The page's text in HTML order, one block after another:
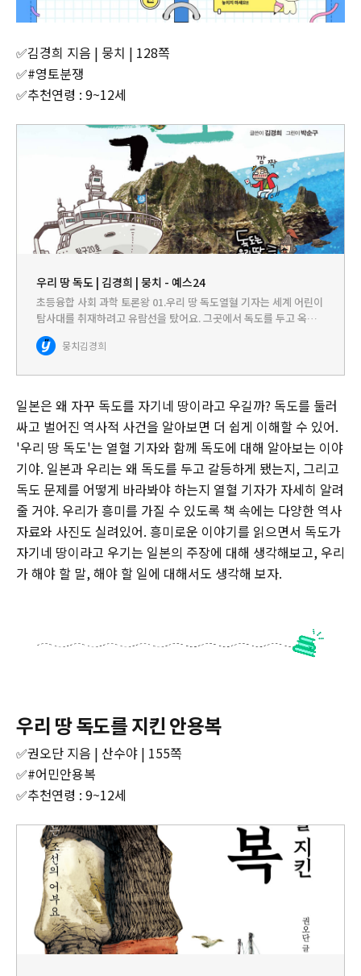
✅김경희 지음 | 뭉치 | 128쪽
✅#영토분쟁
✅추천연령 : 9~12세
우리 땅 독도 | 김경희 | 뭉치 - 예스24
초등융합 사회 과학 토론왕 01.우리 땅 독도열혈 기자는 세계 어린이
탐사대를 취재하려고 유람선을 탔어요. 그곳에서 독도를 두고 옥신
각신하는 우리나라와 일본의 아이들을 만났지요. 가만히 이야기를
들어 보니 일본 아이의 우기기 내공은 상상 그 이상! 불타오르는…
뭉치김경희
일본은 왜 자꾸 독도를 자기네 땅이라고 우길까? 독도를 둘러
싸고 벌어진 역사적 사건을 알아보면 더 쉽게 이해할 수 있어.
'우리 땅 독도'는 열혈 기자와 함께 독도에 대해 알아보는 이야
기야. 일본과 우리는 왜 독도를 두고 갈등하게 됐는지, 그리고
독도 문제를 어떻게 바라봐야 하는지 열혈 기자가 자세히 알려
줄 거야. 우리가 흥미를 가질 수 있도록 책 속에는 다양한 역사
자료와 사진도 실려있어. 흥미로운 이야기를 읽으면서 독도가
자기네 땅이라고 우기는 일본의 주장에 대해 생각해보고, 우리
가 해야 할 말, 해야 할 일에 대해서도 생각해 보자.
우리 땅 독도를 지킨 안용복
✅권오단 지음 | 산수야 | 155쪽
✅#어민안용복
✅추천연령 : 9~12세